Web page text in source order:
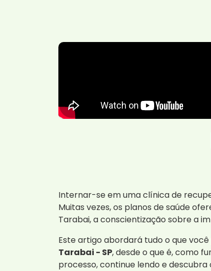
Internar-se em uma clínica de
Muitas vezes, os planos de saúde
Tarabai, a conscientização sobre a
Este artigo abordará tudo o que
Tarabai - SP, desde o que é, como
processo, continue lendo e